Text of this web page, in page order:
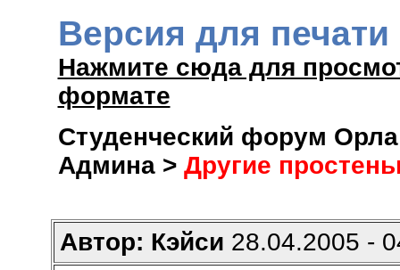
Версия для
Нажмите сюда для
формате
Студенческий форум
Админа > Другие
Автор: Кэйси 28.04.2005 -